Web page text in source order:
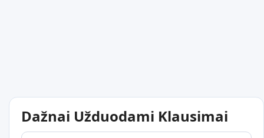
Dažnai Užduodami Klausimai